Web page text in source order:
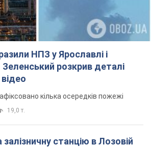
НПЗ у Ярославлі і
розкрив деталі
Фото і відео
кілька осередків пожежі
19,0 т.
залізничну станцію в Лозовій